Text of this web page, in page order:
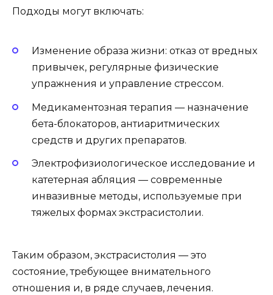
Подходы могут включать:
Изменение образа жизни: отказ от вредных
привычек, регулярные физические
упражнения и управление стрессом.
Медикаментозная терапия — назначение
бета-блокаторов, антиаритмических
средств и других препаратов.
Электрофизиологическое исследование и
катетерная абляция — современные
инвазивные методы, используемые при
тяжелых формах экстрасистолии.
Таким образом, экстрасистолия — это
состояние, требующее внимательного
отношения и, в ряде случаев, лечения.